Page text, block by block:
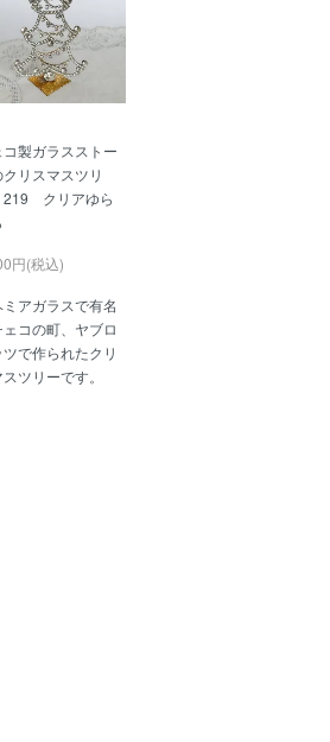
製ガラスストー
クリスマスツリ
クリアゆら
円(税込)
ミアガラスで有名
ェコの町、ヤブロ
ツで作られたクリ
ツリーです。